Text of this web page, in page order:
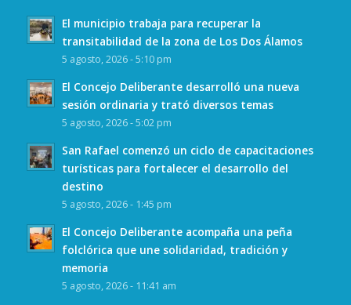
El municipio trabaja para recuperar la
transitabilidad de la zona de Los Dos Álamos
5 agosto, 2026 - 5:10 pm
El Concejo Deliberante desarrolló una nueva
sesión ordinaria y trató diversos temas
5 agosto, 2026 - 5:02 pm
San Rafael comenzó un ciclo de capacitaciones
turísticas para fortalecer el desarrollo del
destino
5 agosto, 2026 - 1:45 pm
El Concejo Deliberante acompaña una peña
folclórica que une solidaridad, tradición y
memoria
5 agosto, 2026 - 11:41 am